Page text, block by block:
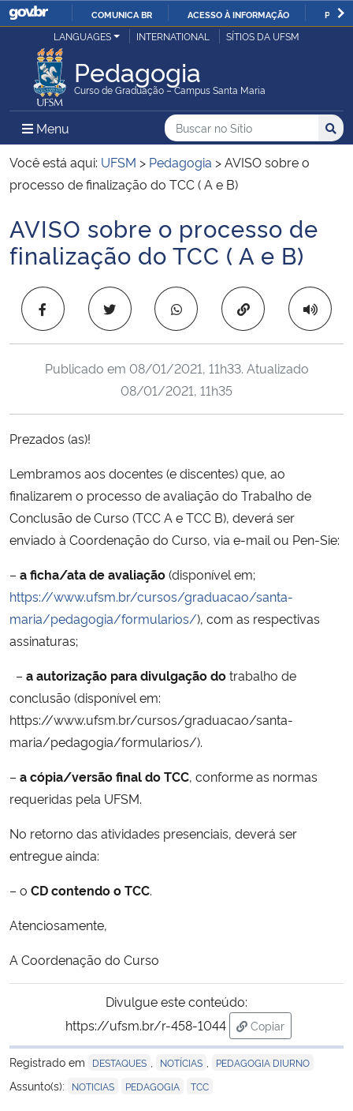
IR
O
COMUNICA BR ACESSO À INFORMAÇÃO
Ministério da Justiça e Segurança Pública
Ministério da Defesa
Ministério das Relações Exteriores
Ministério da Infraestrutura
Ministério da Educação
Ministério da Cidadania
Ministério da Ciência, Tecnologia, Inovações e Comunicações
Ministério do Meio Ambiente
Ministério do Turismo
Ministério do Desenvolvimento Regional
Ministério da Mulher, da Família e dos Direitos Humanos
Secretaria-Geral
Secretaria de Governo
Gabinete de Segurança Institucional
Planalto
LANGUAGES INTERNATIONAL SÍTIOS DA UFSM
Pedagogia
Curso de Graduação – Campus Santa Maria
Menu Menu Principal do Sítio
Busca
Buscar no no Sítio
Busca:
Você está aqui: UFSM > Pedagogia >AVISO sobre o
processo de finalização do TCC ( A e B)
Início do conteúdo
AVISO sobre o processo de
finalização do TCC ( A e B)
Copiar para área
Publicado em 08/01/2021, 11h33. Atualizado
08/01/2021, 11h35
Prezados (as)!
Lembramos aos docentes (e discentes) que, ao
finalizarem o processo de avaliação do Trabalho de
Conclusão de Curso (TCC A e TCC B), deverá ser
enviado à Coordenação do Curso, via e-mail ou Pen-Sie:
– a ficha/ata de avaliação(disponível em;
https://www.ufsm.br/cursos/graduacao/santa-
maria/pedagogia/formularios/), com as respectivas
assinaturas;
– a autorização para divulgação dotrabalho de
conclusão (disponível em:
https://www.ufsm.br/cursos/graduacao/santa-
maria/pedagogia/formularios/).
– a cópia/versão final do TCC, conforme as normas
requeridas pela UFSM.
No retorno das atividades presenciais, deverá ser
entregue ainda:
– o CD contendo o TCC.
Atenciosamente,
A Coordenação do Curso
Divulgue este conteúdo:
https://ufsm.br/r-458-1044
Copiar
para área de
Registrado em
DESTAQUES NOTÍCIAS PEDAGOGIA DIURNO
Assunto(s): NOTICIAS PEDAGOGIA TCC